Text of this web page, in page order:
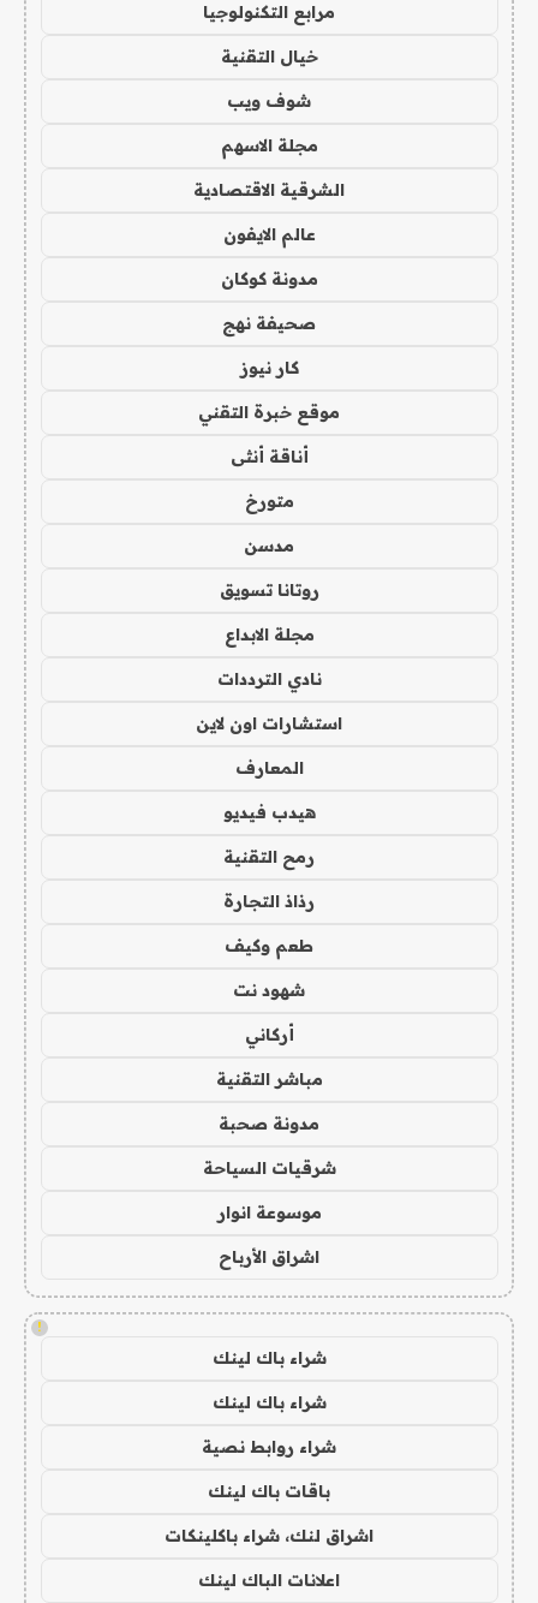
مرابع التكنولوجيا
خيال التقنية
شوف ويب
مجلة الاسهم
الشرقية الاقتصادية
عالم الايفون
مدونة كوكان
صحيفة نهج
كار نيوز
موقع خبرة التقني
أناقة أنثى
متورخ
مدسن
روتانا تسويق
مجلة الابداع
نادي الترددات
استشارات اون لاين
المعارف
هيدب فيديو
رمح التقنية
رذاذ التجارة
طعم وكيف
شهود نت
أركاني
مباشر التقنية
مدونة صحبة
شرقيات السياحة
موسوعة انوار
اشراق الأرباح
!
شراء باك لينك
شراء باك لينك
شراء روابط نصية
باقات باك لينك
اشراق لنك، شراء باكلينكات
اعلانات الباك لينك